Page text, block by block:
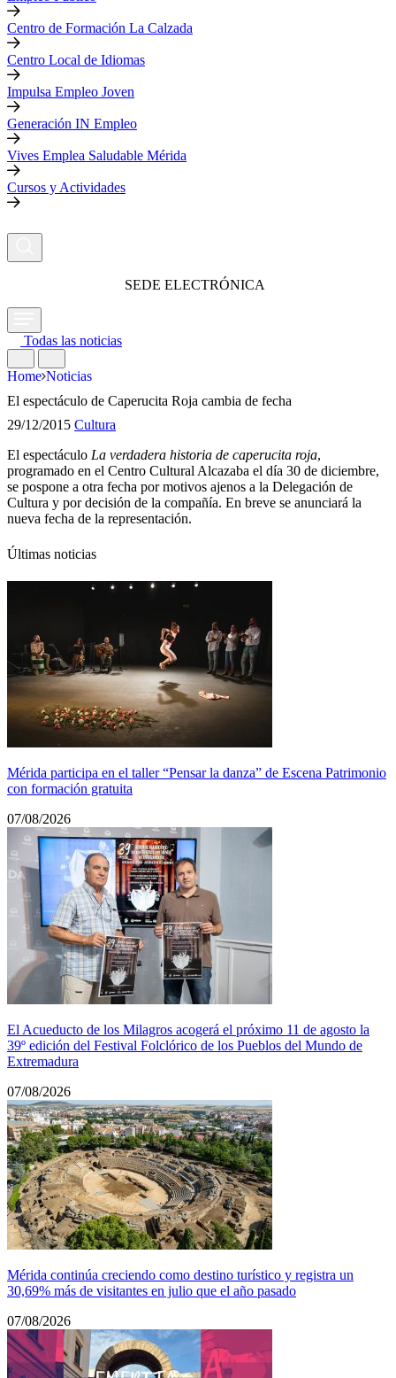
Centro de Formación La Calzada
Centro Local de Idiomas
Impulsa Empleo Joven
Generación IN Empleo
Vives Emplea Saludable Mérida
Cursos y Actividades
SEDE ELECTRÓNICA
Todas las noticias
Home Noticias
El espectáculo de Caperucita Roja cambia de fecha
29/12/2015 Cultura
El espectáculo La verdadera historia de caperucita roja,
programado en el Centro Cultural Alcazaba el día 30 de diciembre,
se pospone a otra fecha por motivos ajenos a la Delegación de
Cultura y por decisión de la compañía. En breve se anunciará la
nueva fecha de la representación.
Últimas noticias
Mérida participa en el taller “Pensar la danza” de Escena Patrimonio
con formación gratuita
07/08/2026
El Acueducto de los Milagros acogerá el próximo 11 de agosto la
39º edición del Festival Folclórico de los Pueblos del Mundo de
Extremadura
07/08/2026
Mérida continúa creciendo como destino turístico y registra un
30,69% más de visitantes en julio que el año pasado
07/08/2026